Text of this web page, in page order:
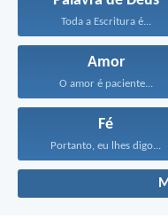
Toda a Escritura é...
Amor
O amor é paciente...
Fé
Portanto, eu lhes digo...